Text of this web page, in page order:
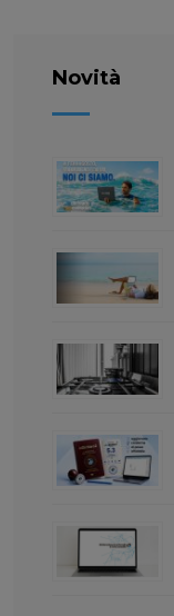
Novità